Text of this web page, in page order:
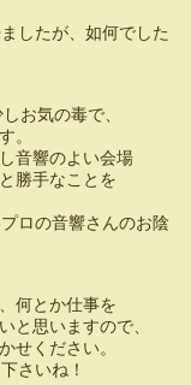
したが、如何でした
お気の毒で、
。
音響のよい会場
勝手なことを
ロの音響さんのお陰
何とか仕事を
と思いますので、
せください。
さいね！